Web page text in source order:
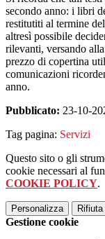
secondo anno: i libri
restitutiti al termine
altresì possibile
rilevanti, versando
prezzo di copertina
comunicazioni
anno.
Pubblicato: 23-10-
Tag pagina: Servizi
Questo sito o gli
cookie necessari al
COOKIE POLICY.
Personalizza
Gestione cookie